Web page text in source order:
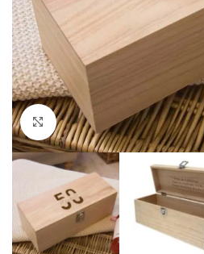
Klik om te vergroten